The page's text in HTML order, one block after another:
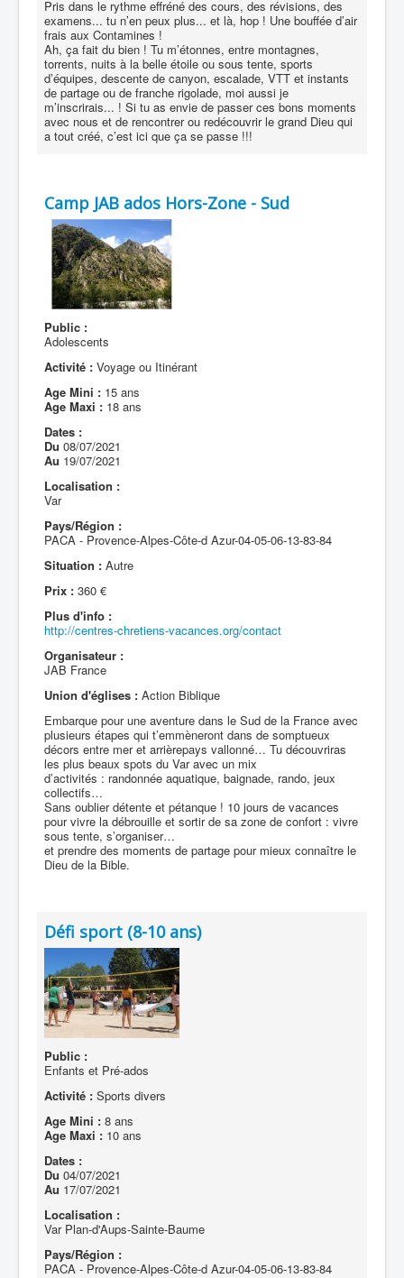
Pris dans le rythme effréné des cours, des révisions, des
examens... tu n’en peux plus... et là, hop ! Une bouffée d’air
frais aux Contamines !
Ah, ça fait du bien ! Tu m’étonnes, entre montagnes,
torrents, nuits à la belle étoile ou sous tente, sports
d’équipes, descente de canyon, escalade, VTT et instants
de partage ou de franche rigolade, moi aussi je
m’inscrirais... ! Si tu as envie de passer ces bons moments
avec nous et de rencontrer ou redécouvrir le grand Dieu qui
a tout créé, c’est ici que ça se passe !!!
Camp JAB ados Hors-Zone - Sud
Public :
Adolescents
Activité : Voyage ou Itinérant
Age Mini : 15 ans
Age Maxi : 18 ans
Dates :
Du 08/07/2021
Au 19/07/2021
Localisation :
Var
Pays/Région :
PACA - Provence-Alpes-Côte-d Azur-04-05-06-13-83-84
Situation : Autre
Prix : 360 €
Plus d'info :
http://centres-chretiens-vacances.org/contact
Organisateur :
JAB France
Union d'églises : Action Biblique
Embarque pour une aventure dans le Sud de la France avec
plusieurs étapes qui t’emmèneront dans de somptueux
décors entre mer et arrièrepays vallonné… Tu découvriras
les plus beaux spots du Var avec un mix
d’activités : randonnée aquatique, baignade, rando, jeux
collectifs…
Sans oublier détente et pétanque ! 10 jours de vacances
pour vivre la débrouille et sortir de sa zone de confort : vivre
sous tente, s’organiser…
et prendre des moments de partage pour mieux connaître le
Dieu de la Bible.
Défi sport (8-10 ans)
Public :
Enfants et Pré-ados
Activité : Sports divers
Age Mini : 8 ans
Age Maxi : 10 ans
Dates :
Du 04/07/2021
Au 17/07/2021
Localisation :
Var Plan-d'Aups-Sainte-Baume
Pays/Région :
PACA - Provence-Alpes-Côte-d Azur-04-05-06-13-83-84